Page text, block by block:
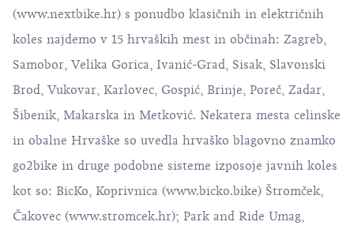
(www.nextbike.hr) s ponudbo klasičnih in električnih
koles najdemo v 15 hrvaških mest in občinah: Zagreb,
Samobor, Velika Gorica, Ivanić-Grad, Sisak, Slavonski
Brod, Vukovar, Karlovec, Gospić, Brinje, Poreč, Zadar,
Šibenik, Makarska in Metković. Nekatera mesta celinske
in obalne Hrvaške so uvedla hrvaško blagovno znamko
go2bike in druge podobne sisteme izposoje javnih koles
kot so: BicKo, Koprivnica (www.bicko.bike) Štromček,
Čakovec (www.stromcek.hr); Park and Ride Umag,